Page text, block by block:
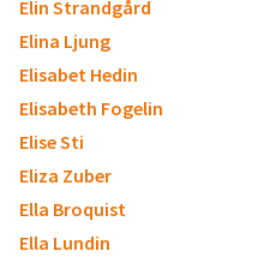
Elin Strandgård
Elina Ljung
Elisabet Hedin
Elisabeth Fogelin
Elise Sti
Eliza Zuber
Ella Broquist
Ella Lundin